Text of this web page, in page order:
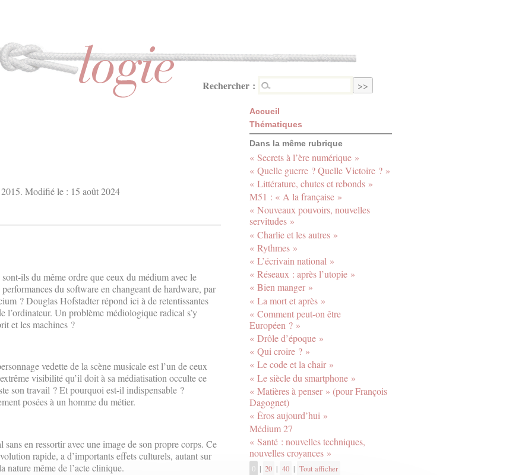
Rechercher :
Modifié le : 15 août 2024
ils du même ordre que ceux du médium avec le
du software en changeant de hardware, par
? Douglas Hofstadter répond ici à de retentissantes
l’ordinateur. Un problème médiologique radical s’y
et les machines ?
vedette de la scène musicale est l’un de ceux
visibilité qu’il doit à sa médiatisation occulte ce
son travail ? Et pourquoi est-il indispensable ?
posées à un homme du métier.
en ressortir avec une image de son propre corps. Ce
rapide, a d’importants effets culturels, autant sur
nature même de l’acte clinique.
Accueil
Thématiques
Dans la même rubrique
« Secrets à l’ère numérique »
« Quelle guerre ? Quelle Victoire ? »
« Littérature, chutes et rebonds »
M51 : « A la française »
« Nouveaux pouvoirs, nouvelles
servitudes »
« Charlie et les autres »
« Rythmes »
« L’écrivain national »
« Réseaux : après l’utopie »
« Bien manger »
« La mort et après »
« Comment peut-on être
Européen ? »
« Drôle d’époque »
« Qui croire ? »
« Le code et la chair »
« Le siècle du smartphone »
« Matières à penser » (pour François
Dagognet)
« Éros aujourd’hui »
Médium 27
« Santé : nouvelles techniques,
nouvelles croyances »
0 | 20 | 40 | Tout afficher